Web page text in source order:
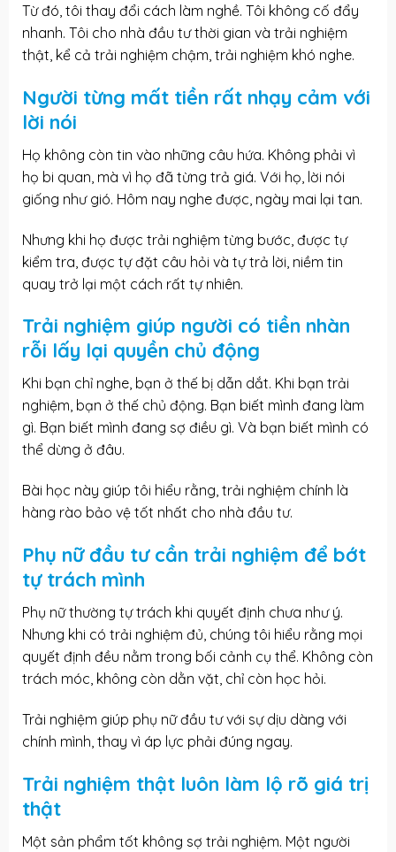
Từ đó, tôi thay đổi cách làm nghề. Tôi không cố đẩy
nhanh. Tôi cho nhà đầu tư thời gian và trải nghiệm
thật, kể cả trải nghiệm chậm, trải nghiệm khó nghe.
Người từng mất tiền rất nhạy cảm với
lời nói
Họ không còn tin vào những câu hứa. Không phải vì
họ bi quan, mà vì họ đã từng trả giá. Với họ, lời nói
giống như gió. Hôm nay nghe được, ngày mai lại tan.
Nhưng khi họ được trải nghiệm từng bước, được tự
kiểm tra, được tự đặt câu hỏi và tự trả lời, niềm tin
quay trở lại một cách rất tự nhiên.
Trải nghiệm giúp người có tiền nhàn
rỗi lấy lại quyền chủ động
Khi bạn chỉ nghe, bạn ở thế bị dẫn dắt. Khi bạn trải
nghiệm, bạn ở thế chủ động. Bạn biết mình đang làm
gì. Bạn biết mình đang sợ điều gì. Và bạn biết mình có
thể dừng ở đâu.
Bài học này giúp tôi hiểu rằng, trải nghiệm chính là
hàng rào bảo vệ tốt nhất cho nhà đầu tư.
Phụ nữ đầu tư cần trải nghiệm để bớt
tự trách mình
Phụ nữ thường tự trách khi quyết định chưa như ý.
Nhưng khi có trải nghiệm đủ, chúng tôi hiểu rằng mọi
quyết định đều nằm trong bối cảnh cụ thể. Không còn
trách móc, không còn dằn vặt, chỉ còn học hỏi.
Trải nghiệm giúp phụ nữ đầu tư với sự dịu dàng với
chính mình, thay vì áp lực phải đúng ngay.
Trải nghiệm thật luôn làm lộ rõ giá trị
thật
Một sản phẩm tốt không sợ trải nghiệm. Một người